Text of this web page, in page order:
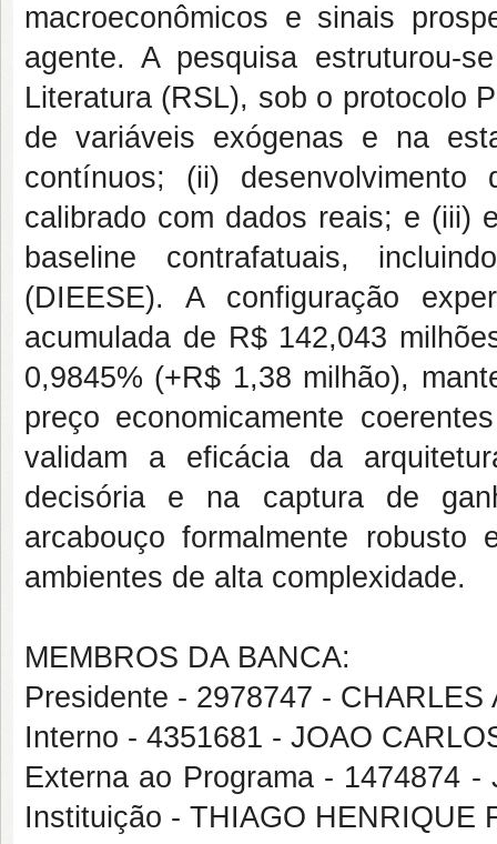
macroeconômicos e sinais
agente. A pesquisa estruturou-
Literatura (RSL), sob o protocolo
de variáveis exógenas e na
contínuos; (ii)
calibrado com dados reais; e (iii)
baseline contrafatuais,
(DIEESE). A configuração
acumulada de R$ 142,043
0,9845% (+R$ 1,38 milhão),
preço economicamente
validam a eficácia da
decisória e na captura de
arcabouço formalmente
ambientes de alta complexidade.
MEMBROS DA BANCA:
Presidente - 2978747 -
Interno - 4351681 - JOAO
Externa ao Programa - 1474874
Instituição - THIAGO HENRIQUE